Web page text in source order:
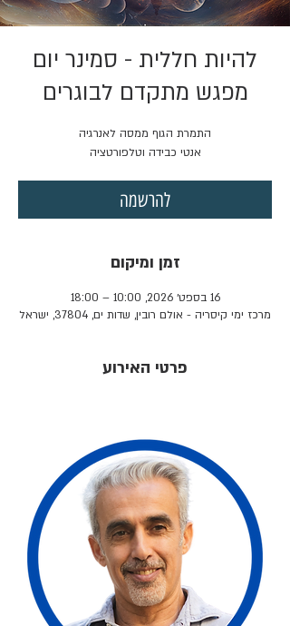
להיות חללית - סמינר יום
מפגש מתקדם לבוגרים
אנטי כבידה וטלפורטציה
להרשמה
זמן ומיקום
16 בספט׳ 2026, 10:00 – 18:00
מרכז ימי קיסריה - אולם רובין, שדות ים, 37804, ישראל
פרטי האירוע